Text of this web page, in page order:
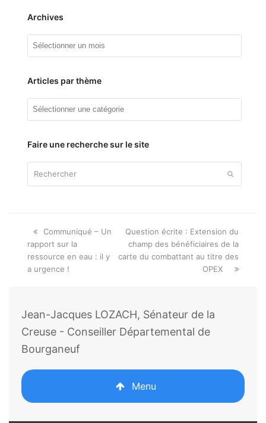
Archives
Articles par thème
Articles
Faire une recherche sur le site
Onglet
précédent:
Communiqué – Un
rapport sur la
ressource en eau : il y
a urgence !
next
post:
Question écrite : Extension du
champ des bénéficiaires de la
carte du combattant au titre des
OPEX
Jean-Jacques LOZACH, Sénateur de la
Creuse - Conseiller Départemental de
Bourganeuf
Menu